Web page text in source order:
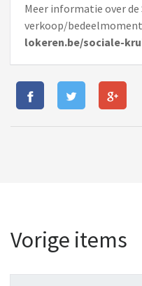
Meer informatie over de
verkoop/
lokeren.be/sociale-
Vorige items